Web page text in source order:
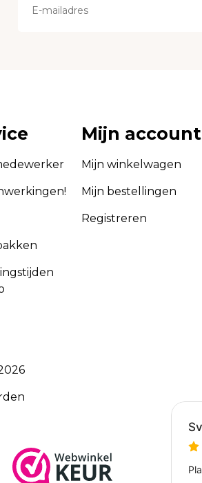
Mijn account
Mijn winkelwagen
Mijn bestellingen
Registreren